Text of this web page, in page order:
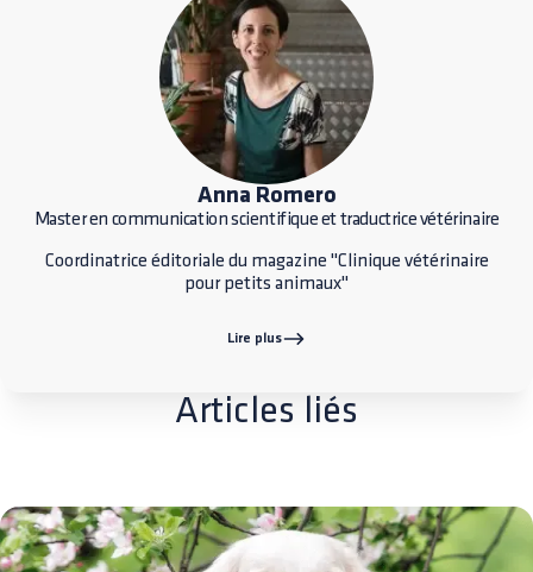
Anna Romero
Master en communication scientifique et traductrice vétérinaire
Coordinatrice éditoriale du magazine "Clinique vétérinaire
pour petits animaux"
Lire plus
Articles liés